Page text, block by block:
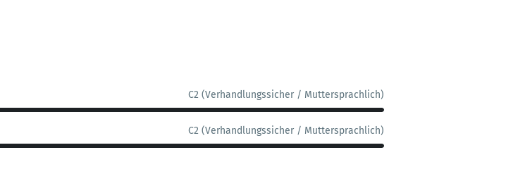
C2 (Verhandlungssicher / Muttersprachlich)
C2 (Verhandlungssicher / Muttersprachlich)